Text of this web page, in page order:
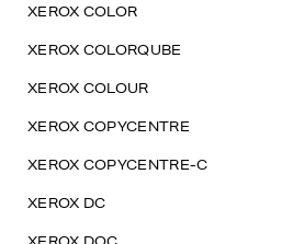
XEROX COLOR
XEROX COLORQUBE
XEROX COLOUR
XEROX COPYCENTRE
XEROX COPYCENTRE-C
XEROX DC